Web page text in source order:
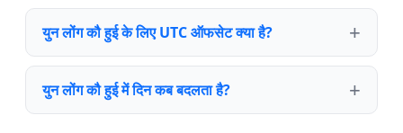
युन लोंग कौ हुई के लिए UTC ऑफसेट क्या है?
युन लोंग कौ हुई में दिन कब बदलता है?